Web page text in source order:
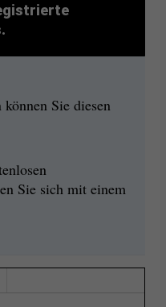
Sie diesen
Sie sich mit einem